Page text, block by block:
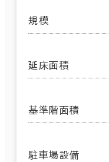
規模
延床面積
基準階面積
駐車場設備